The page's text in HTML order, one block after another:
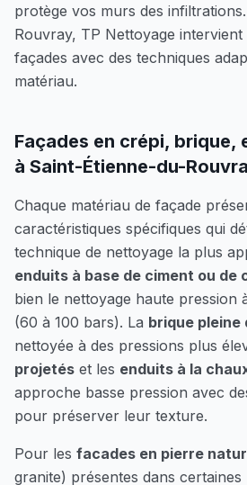
protège vos murs des
Rouvray, TP Nettoyage
façades avec des techniques
matériau.
Façades en crépi, brique,
à Saint-Étienne-du-
Chaque matériau de façade
caractéristiques spécifiques qui
technique de nettoyage la plus
enduits à base de ciment ou de
bien le nettoyage haute pression
(60 à 100 bars). La brique pleine
nettoyée à des pressions plus
projetés et les enduits à la
approche basse pression avec
pour préserver leur texture.
Pour les facades en pierre
granite) présentes dans certaines